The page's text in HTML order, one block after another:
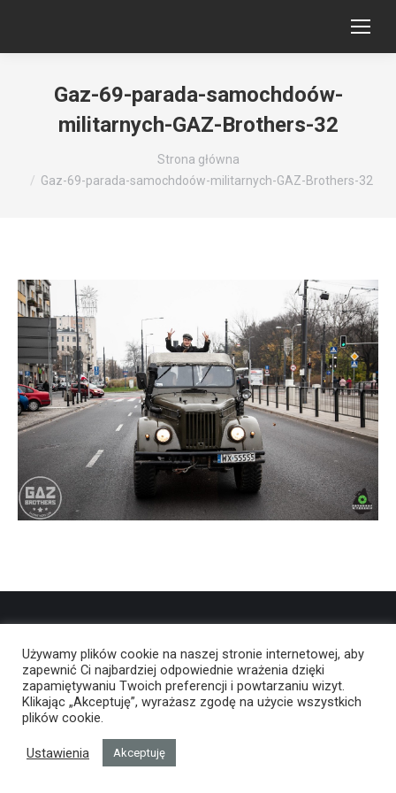
Gaz-69-parada-samochdoów-
militarnych-GAZ-Brothers-32
Strona główna
Gaz-69-parada-samochdoów-militarnych-GAZ-Brothers-32
Używamy plików cookie na naszej stronie internetowej, aby
zapewnić Ci najbardziej odpowiednie wrażenia dzięki
zapamiętywaniu Twoich preferencji i powtarzaniu wizyt.
Klikając „Akceptuję”, wyrażasz zgodę na użycie wszystkich
plików cookie.
Ustawienia Akceptuję